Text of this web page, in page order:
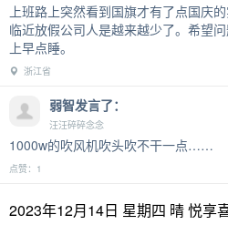
上班路上突然看到国旗才有了点国庆
临近放假公司人是越来越少了。希望
上早点睡。
浙江省
弱智发言了：
汪汪碎碎念念
1000w的吹风机吹头吹不干一点……
点赞：1
2023年12月14日 星期四 晴 悦享